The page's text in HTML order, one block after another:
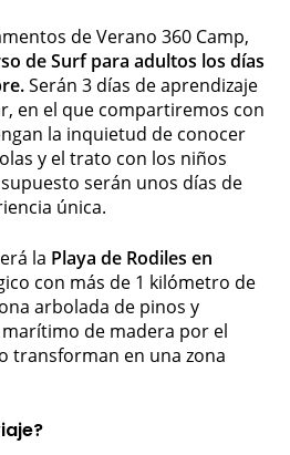
de Verano 360 Camp,
de Surf para adultos los días
Serán 3 días de aprendizaje
en el que compartiremos con
la inquietud de conocer
y el trato con los niños
serán unos días de
única.
la Playa de Rodiles en
con más de 1 kilómetro de
arbolada de pinos y
de madera por el
transforman en una zona